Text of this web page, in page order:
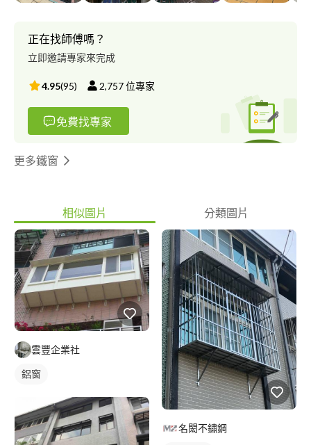
正在找師傅嗎？
立即邀請專家來完成
4.95(95) 2,757位專家
免費找專家
更多鐵窗
相似圖片 分類圖片
雲豐企業社
鋁窗
名閎不鏽鋼